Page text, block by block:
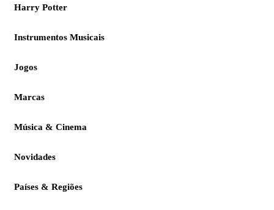
Harry Potter
Instrumentos Musicais
Jogos
Marcas
Música & Cinema
Novidades
Países & Regiões